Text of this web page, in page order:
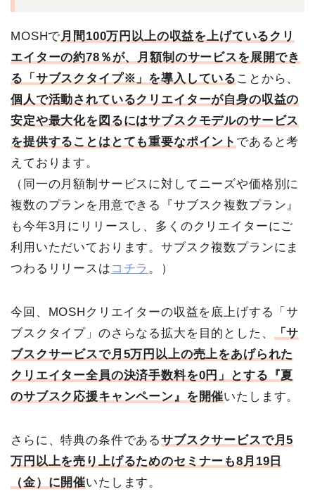
MOSHで月間100万円以上の収益を上げているクリ
エイターの約78％が、月額制のサービスを展開でき
る「サブスクタイプ※」を導入している ことから、
個人で活動されているクリエイターが自身の収益の
安定や最大化を図るにはサブスクモデルのサービス
を提供することはとても重要なポイント であると考
えております。
（同一の月額制サービスに対してニーズや価格別に
複数のプランを用意できる『サブスク複数プラン』
も今年3月にリリースし、多くのクリエイターにご
利用いただいております。サブスク複数プランにま
つわるリリースは コチラ 。）
今回、MOSHクリエイターの収益を底上げする「サ
ブスクタイプ」のさらなる拡大を目的とした、
「サ
ブスクサービスで月5万円以上の売上をあげられた
クリエイター全員の決済手数料を0円」とする『夏
のサブスク応援キャンペーン』を開催いたします。
さらに、特典の条件であるサブスクサービスで月5
万円以上を売り上げるためのセミナーも8月19日
（金）に開催いたします。